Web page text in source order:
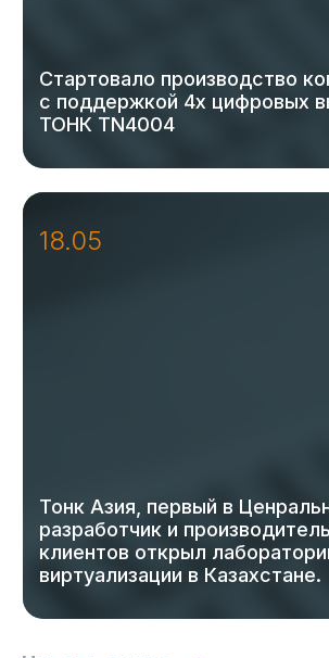
Стартовало производство
с поддержкой 4х цифровых
ТОНК TN4004
18.05
Тонк Азия, первый в
разработчик и
клиентов открыл
виртуализации в Казахстане.